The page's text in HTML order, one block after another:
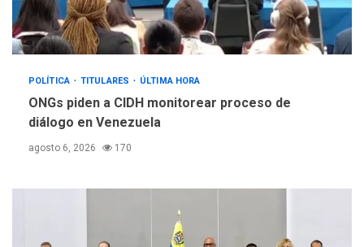
POLÍTICA TITULARES ÚLTIMA HORA
ONGs piden a CIDH monitorear proceso de
diálogo en Venezuela
agosto 6, 2026 170